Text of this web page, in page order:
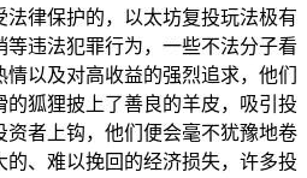
律保护的，以太坊复投玩法极有
违法犯罪行为，一些不法分子看
以及对高收益的强烈追求，他们
狐狸披上了善良的羊皮，吸引投
资者上钩，他们便会毫不犹豫地卷
、难以挽回的经济损失，许多投